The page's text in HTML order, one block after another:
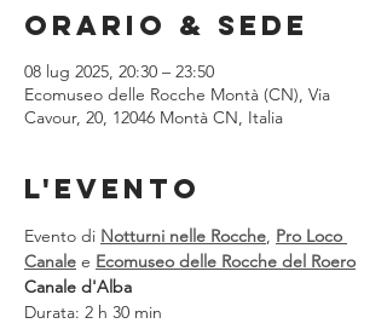
Orario & Sede
08 lug 2025, 20:30 – 23:50
Ecomuseo delle Rocche Montà (CN), Via
Cavour, 20, 12046 Montà CN, Italia
L'evento
Evento di Notturni nelle Rocche, Pro Loco
Canale e Ecomuseo delle Rocche del Roero
Canale d'Alba
Durata: 2 h 30 min